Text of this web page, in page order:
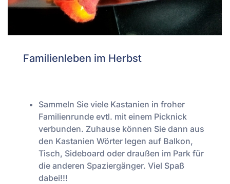
Familienleben im Herbst
Sammeln Sie viele Kastanien in froher
Familienrunde evtl. mit einem Picknick
verbunden. Zuhause können Sie dann aus
den Kastanien Wörter legen auf Balkon,
Tisch, Sideboard oder draußen im Park für
die anderen Spaziergänger. Viel Spaß
dabei!!!